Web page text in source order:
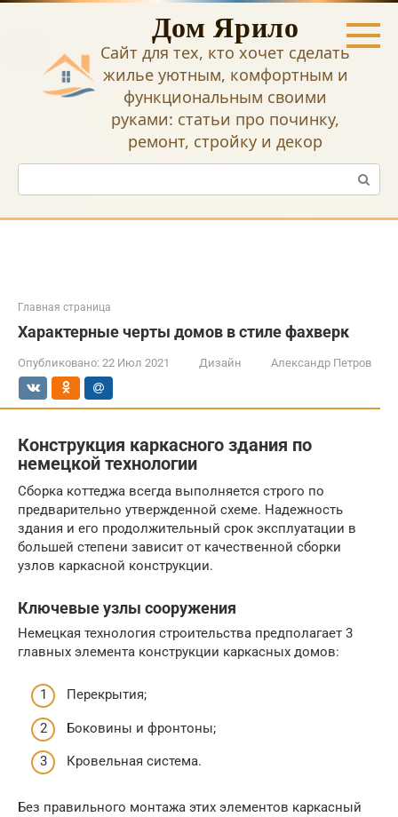
Перейти
Дом Ярило
Сайт для тех, кто хочет сделать
жилье уютным, комфортным и
функциональным своими
руками: статьи про починку,
ремонт, стройку и декор
Поиск:
Главная страница
Характерные черты домов в стиле фахверк
Опубликовано: 22 Июл 2021 Дизайн Александр Петров
Конструкция каркасного здания по
немецкой технологии
Сборка коттеджа всегда выполняется строго по
предварительно утвержденной схеме. Надежность
здания и его продолжительный срок эксплуатации в
большей степени зависит от качественной сборки
узлов каркасной конструкции.
Ключевые узлы сооружения
Немецкая технология строительства предполагает 3
главных элемента конструкции каркасных домов:
Перекрытия;
Боковины и фронтоны;
Кровельная система.
Без правильного монтажа этих элементов каркасный